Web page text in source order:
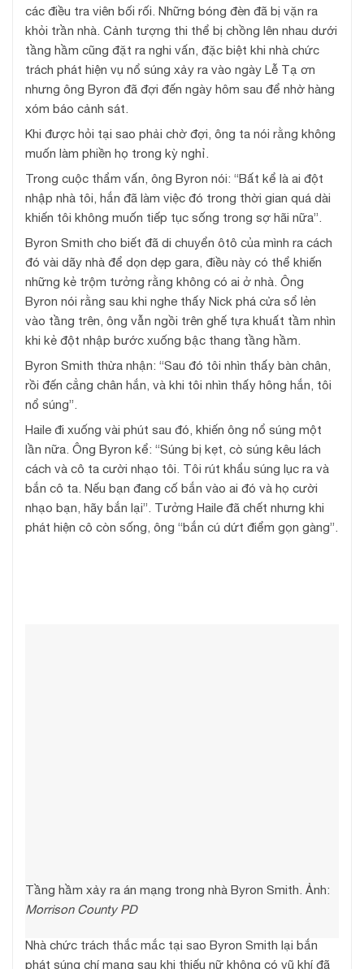
các điều tra viên bối rối. Những bóng đèn đã bị vặn ra
khỏi trần nhà. Cảnh tượng thi thể bị chồng lên nhau dưới
tầng hầm cũng đặt ra nghi vấn, đặc biệt khi nhà chức
trách phát hiện vụ nổ súng xảy ra vào ngày Lễ Tạ ơn
nhưng ông Byron đã đợi đến ngày hôm sau để nhờ hàng
xóm báo cảnh sát.
Khi được hỏi tại sao phải chờ đợi, ông ta nói rằng không
muốn làm phiền họ trong kỳ nghỉ.
Trong cuộc thẩm vấn, ông Byron nói: “Bất kể là ai đột
nhập nhà tôi, hắn đã làm việc đó trong thời gian quá dài
khiến tôi không muốn tiếp tục sống trong sợ hãi nữa”.
Byron Smith cho biết đã di chuyển ôtô của mình ra cách
đó vài dãy nhà để dọn dẹp gara, điều này có thể khiến
những kẻ trộm tưởng rằng không có ai ở nhà. Ông
Byron nói rằng sau khi nghe thấy Nick phá cửa sổ lẻn
vào tầng trên, ông vẫn ngồi trên ghế tựa khuất tầm nhìn
khi kẻ đột nhập bước xuống bậc thang tầng hầm.
Byron Smith thừa nhận: “Sau đó tôi nhìn thấy bàn chân,
rồi đến cẳng chân hắn, và khi tôi nhìn thấy hông hắn, tôi
nổ súng”.
Haile đi xuống vài phút sau đó, khiến ông nổ súng một
lần nữa. Ông Byron kể: “Súng bị kẹt, cò súng kêu lách
cách và cô ta cười nhạo tôi. Tôi rút khẩu súng lục ra và
bắn cô ta. Nếu bạn đang cố bắn vào ai đó và họ cười
nhạo bạn, hãy bắn lại”. Tưởng Haile đã chết nhưng khi
phát hiện cô còn sống, ông “bắn cú dứt điểm gọn gàng”.
Tầng hầm xảy ra án mạng trong nhà Byron Smith. Ảnh:
Morrison County PD
Nhà chức trách thắc mắc tại sao Byron Smith lại bắn
phát súng chí mạng sau khi thiếu nữ không có vũ khí đã